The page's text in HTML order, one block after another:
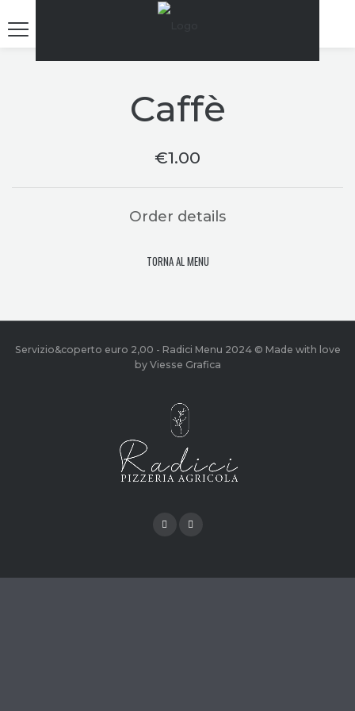
Caffè
€1.00
Order details
TORNA AL MENU
Servizio&coperto euro 2,00 - Radici Menu 2024 © Made with love
by Viesse Grafica